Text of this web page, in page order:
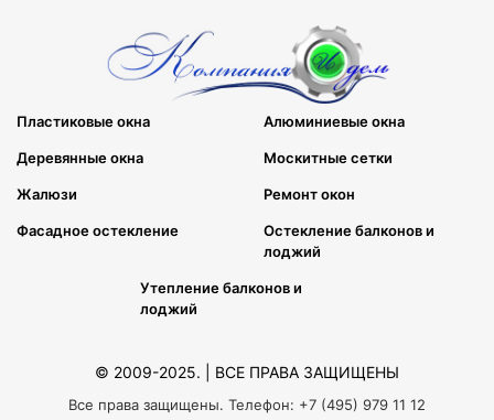
Пластиковые окна Алюминиевые окна
Деревянные окна Москитные сетки
Жалюзи Ремонт окон
Фасадное остекление
Остекление балконов и
лоджий
Утепление балконов и
лоджий
© 2009-2025. | ВСЕ ПРАВА ЗАЩИЩЕНЫ
Все права защищены. Телефон: +7 (495) 979 11 12